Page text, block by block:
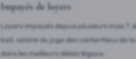
Impayés de loyers
Loyers impayés depuis plusieurs mois
bail, saisine du juge des contentieux de
dans les meilleurs délais légaux.